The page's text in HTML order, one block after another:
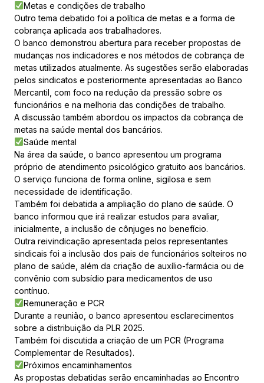
Metas e condições de trabalho
Outro tema debatido foi a política de metas e a forma de
cobrança aplicada aos trabalhadores.
O banco demonstrou abertura para receber propostas de
mudanças nos indicadores e nos métodos de cobrança de
metas utilizados atualmente. As sugestões serão elaboradas
pelos sindicatos e posteriormente apresentadas ao Banco
Mercantil, com foco na redução da pressão sobre os
funcionários e na melhoria das condições de trabalho.
A discussão também abordou os impactos da cobrança de
metas na saúde mental dos bancários.
Saúde mental
Na área da saúde, o banco apresentou um programa
próprio de atendimento psicológico gratuito aos bancários.
O serviço funciona de forma online, sigilosa e sem
necessidade de identificação.
Também foi debatida a ampliação do plano de saúde. O
banco informou que irá realizar estudos para avaliar,
inicialmente, a inclusão de cônjuges no benefício.
Outra reivindicação apresentada pelos representantes
sindicais foi a inclusão dos pais de funcionários solteiros no
plano de saúde, além da criação de auxílio-farmácia ou de
convênio com subsídio para medicamentos de uso
contínuo.
Remuneração e PCR
Durante a reunião, o banco apresentou esclarecimentos
sobre a distribuição da PLR 2025.
Também foi discutida a criação de um PCR (Programa
Complementar de Resultados).
Próximos encaminhamentos
As propostas debatidas serão encaminhadas ao Encontro